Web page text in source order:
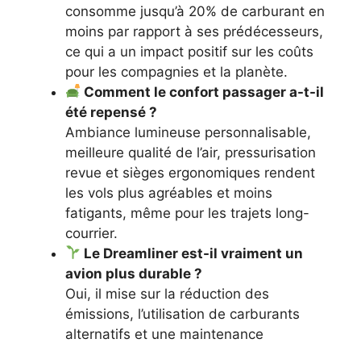
consomme jusqu’à 20% de carburant en
moins par rapport à ses prédécesseurs,
ce qui a un impact positif sur les coûts
pour les compagnies et la planète.
Comment le confort passager a-t-il
été repensé ?
Ambiance lumineuse personnalisable,
meilleure qualité de l’air, pressurisation
revue et sièges ergonomiques rendent
les vols plus agréables et moins
fatigants, même pour les trajets long-
courrier.
Le Dreamliner est-il vraiment un
avion plus durable ?
Oui, il mise sur la réduction des
émissions, l’utilisation de carburants
alternatifs et une maintenance